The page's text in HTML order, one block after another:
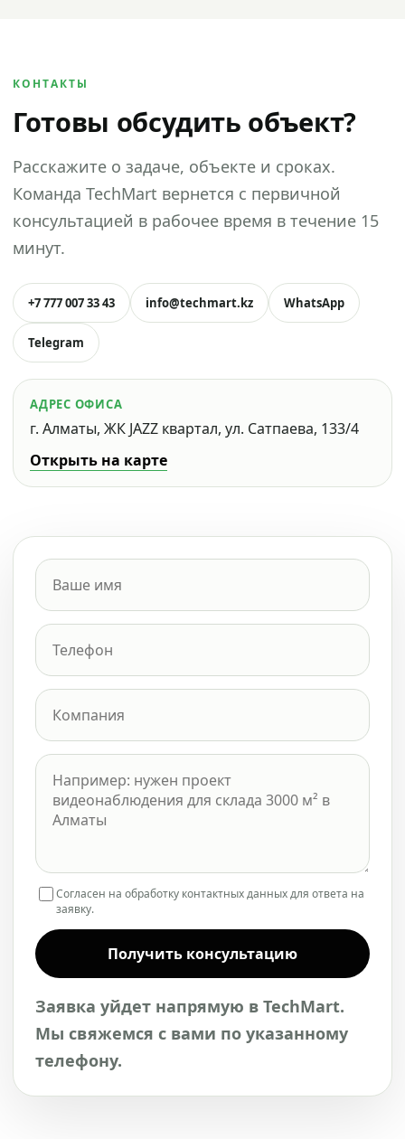
КОНТАКТЫ
Готовы обсудить объект?
Расскажите о задаче, объекте и сроках.
Команда TechMart вернется с первичной
консультацией в рабочее время в течение 15
минут.
+7 777 007 33 43 info@techmart.kz WhatsApp
Telegram
АДРЕС ОФИСА
г. Алматы, ЖК JAZZ квартал, ул. Сатпаева, 133/4
Открыть на карте
Согласен на обработку контактных данных для ответа на
заявку.
Получить консультацию
Заявка уйдет напрямую в TechMart.
Мы свяжемся с вами по указанному
телефону.